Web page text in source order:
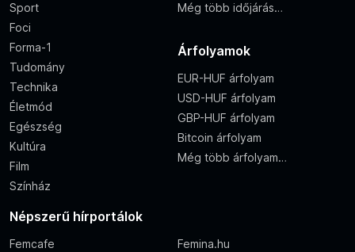
Sport
Foci
Forma-1
Tudomány
Technika
Életmód
Egészség
Kultúra
Film
Színház
Még több időjárás…
Árfolyamok
EUR-HUF árfolyam
USD-HUF árfolyam
GBP-HUF árfolyam
Bitcoin árfolyam
Még több árfolyam…
Népszerű hírportálok
Femcafe
Femina.hu